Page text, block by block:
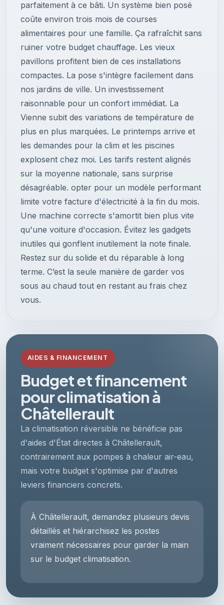
parfaitement à ce bâti. Un système bien posé
coûte environ trois mois de courses
alimentaires pour une famille. Ça rafraîchit sans
ruiner votre budget chauffage. Les vieux
pavillons profitent bien de ces installations
compactes. La pose s'intègre facilement dans
nos jardins de ville. Un investissement
raisonnable pour un confort immédiat. La
Vienne subit des variations de température de
plus en plus marquées. Le printemps arrive et
les demandes pour la clim et les piscines
explosent chez moi. Les tarifs restent alignés
sur la moyenne nationale, sans surprise
désagréable. opter pour un modèle performant
limite votre facture d'électricité à la fin du mois.
Une machine correcte s'amortit bien plus vite
qu'une voiture d'occasion. Évitez les gadgets
inutiles qui gonflent inutilement la note finale.
Restez sur du solide et du réparable à long
terme. C’est la seule manière de garder vos
sous au chaud tout en restant au frais chez
vous.
AIDES & FINANCEMENT
Budget et financement
pour climatisation à
Châtellerault
La climatisation réversible ne bénéficie pas
d'aides d'État directes à Châtellerault,
contrairement aux pompes à chaleur air-eau,
mais votre budget s'optimise par d'autres
leviers financiers concrets.
À Châtellerault, demandez plusieurs devis
détaillés et hiérarchisez les postes
vraiment nécessaires pour garder la main
sur le budget climatisation.